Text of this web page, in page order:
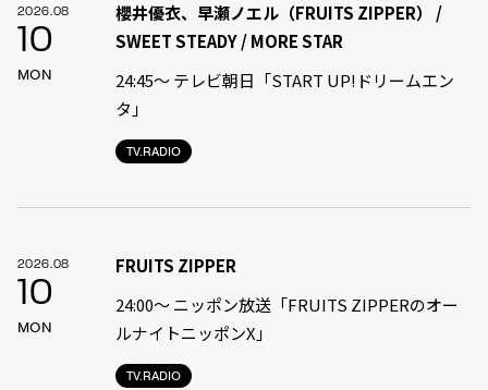
2026.08
10
MON
TV.RADIO
櫻井優衣、早瀬ノエル（FRUITS ZIPPER） /
SWEET STEADY / MORE STAR
24:45〜 テレビ朝日「START UP!ドリームエン
タ」
2026.08
10
MON
TV.RADIO
FRUITS ZIPPER
24:00〜 ニッポン放送「FRUITS ZIPPERのオー
ルナイトニッポンX」